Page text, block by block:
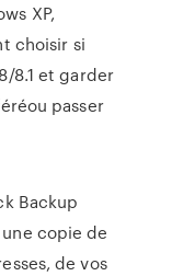
XP,
choisir si
8.1 et garder
passer
Backup
copie de
de vos